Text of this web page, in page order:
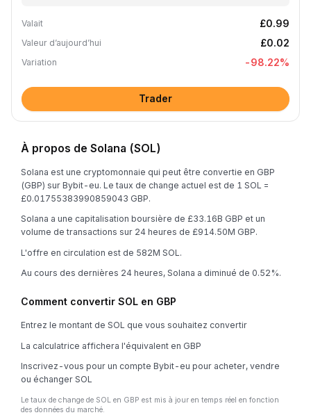
Valait £0.99
Valeur d’aujourd’hui £0.02
Variation -98.22%
Trader
À propos de Solana (SOL)
Solana est une cryptomonnaie qui peut être convertie en GBP
(GBP) sur Bybit-eu. Le taux de change actuel est de 1 SOL =
£0.01755383990859043 GBP.
Solana a une capitalisation boursière de £33.16B GBP et un
volume de transactions sur 24 heures de £914.50M GBP.
L'offre en circulation est de 582M SOL.
Au cours des dernières 24 heures, Solana a diminué de 0.52%.
Comment convertir SOL en GBP
Entrez le montant de SOL que vous souhaitez convertir
La calculatrice affichera l'équivalent en GBP
Inscrivez-vous pour un compte Bybit-eu pour acheter, vendre
ou échanger SOL
Le taux de change de SOL en GBP est mis à jour en temps réel en fonction
des données du marché.